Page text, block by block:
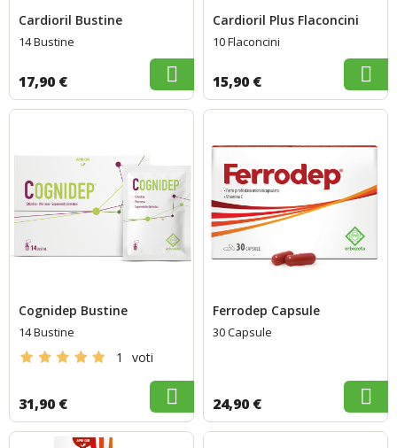
Cardioril Bustine
14 Bustine
17,90 €
Cardioril Plus Flaconcini
10 Flaconcini
15,90 €
Cognidep Bustine
14 Bustine
1 voti
31,90 €
Ferrodep Capsule
30 Capsule
24,90 €